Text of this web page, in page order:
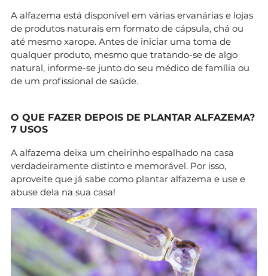
A alfazema está disponível em várias ervanárias e lojas
de produtos naturais em formato de cápsula, chá ou
até mesmo xarope. Antes de iniciar uma toma de
qualquer produto, mesmo que tratando-se de algo
natural, informe-se junto do seu médico de família ou
de um profissional de saúde.
O QUE FAZER DEPOIS DE PLANTAR ALFAZEMA?
7 USOS
A alfazema deixa um cheirinho espalhado na casa
verdadeiramente distinto e memorável. Por isso,
aproveite que já sabe como plantar alfazema e use e
abuse dela na sua casa!